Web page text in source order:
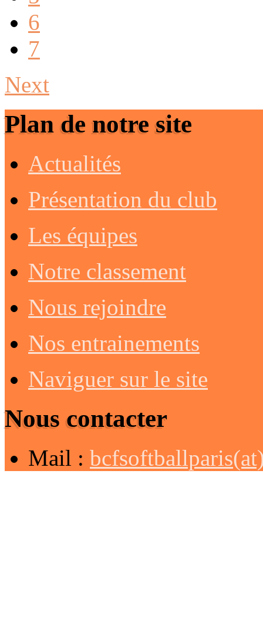
6
7
Next
Plan de notre site
Actualités
Présentation du club
Les équipes
Notre classement
Nous rejoindre
Nos entrainements
Naviguer sur le site
Nous contacter
Mail :